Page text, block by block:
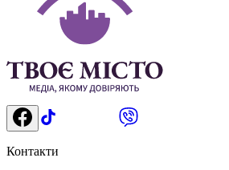
Контакти